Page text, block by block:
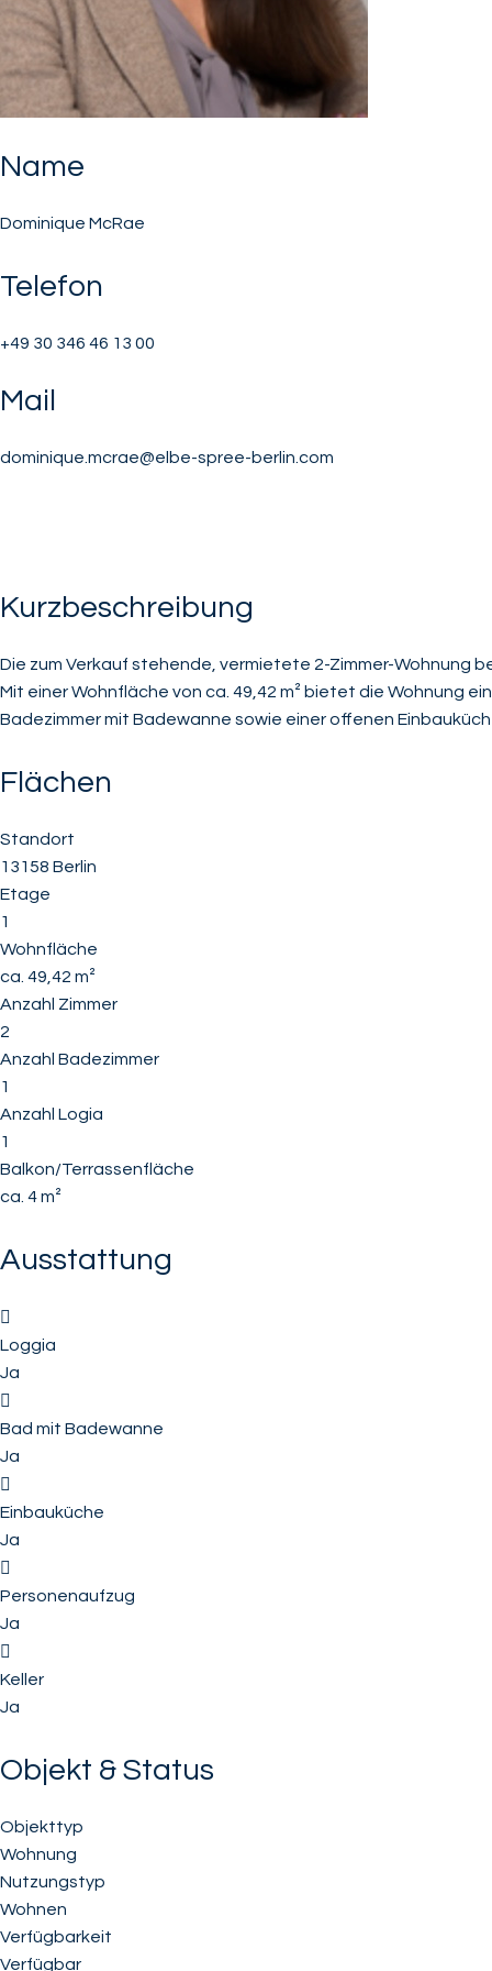
Name
Dominique McRae
Telefon
+49 30 346 46 13 00
Mail
dominique.mcrae@elbe-spree-berlin.com
Kurzbeschreibung
Die zum Verkauf stehende, vermietete 2-Zimmer-Wohnung
Mit einer Wohnfläche von ca. 49,42 m² bietet die Wohnung
Badezimmer mit Badewanne sowie einer offenen
Flächen
Standort
13158 Berlin
Etage
1
Wohnfläche
ca. 49,42 m²
Anzahl Zimmer
2
Anzahl Badezimmer
1
Anzahl Logia
1
Balkon/Terrassenfläche
ca. 4 m²
Ausstattung
Loggia
Ja
Bad mit Badewanne
Ja
Einbauküche
Ja
Personenaufzug
Ja
Keller
Ja
Objekt & Status
Objekttyp
Wohnung
Nutzungstyp
Wohnen
Verfügbarkeit
Verfügbar